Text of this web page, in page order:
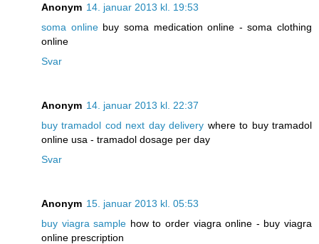
Anonym 14. januar 2013 kl. 19:53
soma onlinebuy soma medication online - soma clothing
online
Svar
Anonym 14. januar 2013 kl. 22:37
buy tramadol cod next day delivery where to buy tramadol
online usa - tramadol dosage per day
Svar
Anonym 15. januar 2013 kl. 05:53
buy viagra sample how to order viagra online - buy viagra
online prescription